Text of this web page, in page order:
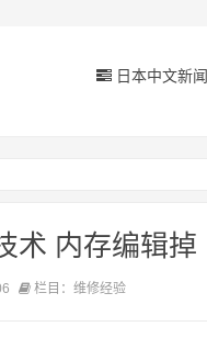
日本中文新闻
术 内存编辑掉
栏目：维修经验